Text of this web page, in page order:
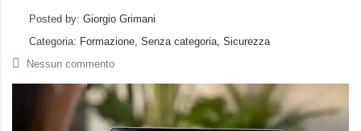
Posted by: Giorgio Grimani
Categoria: Formazione, Senza categoria, Sicurezza
Nessun commento